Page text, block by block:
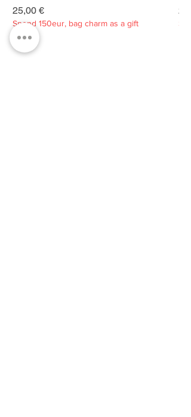
Kaina
25,00 €
Spend 150eur, bag charm as a gift